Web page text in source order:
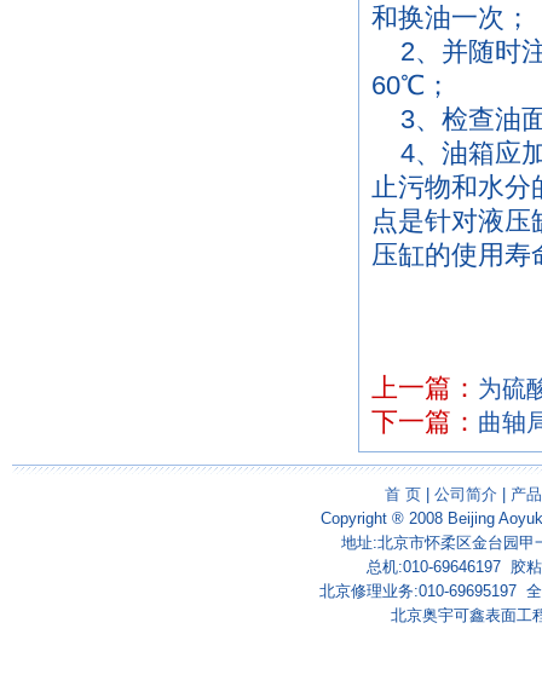
和换油一次；
2、并随时
60℃；
3、检查油
4、油箱应
止污物和水分
点是针对液压
压缸的使用寿
上一篇： 为硫
下一篇： 曲轴
首 页| 公司简介| 产
Copyright ® 2008 Beijing
地址:北京市怀柔区金台园
总机:010-69646197 胶
北京修理业务:010-69695197
北京奥宇可鑫表面工